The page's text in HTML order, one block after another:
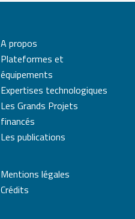
A propos
Plateformes et
équipements
Expertises technologiques
Les Grands Projets
financés
Les publications
Mentions légales
Crédits